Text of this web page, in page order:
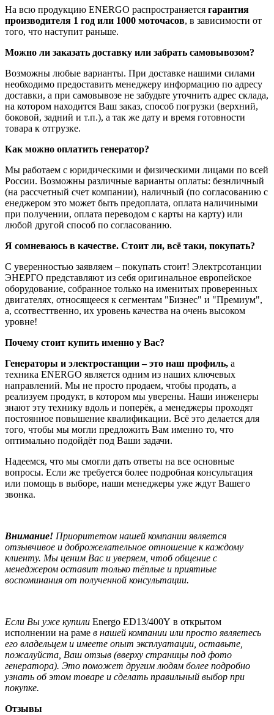
На всю продукцию ENERGO распространяется гарантия
производителя 1 год или 1000 моточасов, в зависимости от
того, что наступит раньше.
Можно ли заказать доставку или забрать самовывозом?
Возможны любые варианты. При доставке нашими силами
необходимо предоставить менеджеру информацию по адресу
доставки, а при самовывозе не забудьте уточнить адрес склада,
на котором находится Ваш заказ, способ погрузки (верхний,
боковой, задний и т.п.), а так же дату и время готовности
товара к отгрузке.
Как можно оплатить генератор?
Мы работаем с юридическими и физическими лицами по всей
России. Возможны различные варианты оплаты: безнличный
(на рассчетный счет компании), наличный (по согласованию с
енеджером это может быть предоплата, оплата наличиными
при получении, оплата переводом с карты на карту) или
любой другой способ по согласованию.
Я сомневаюсь в качестве. Стоит ли, всё таки, покупать?
С уверенностью заявляем – покупать стоит! Электрсотанции
ЭНЕРГО представляют из себя оригинальное европейское
оборудование, собранное только на именитых проверенных
двигателях, относящееся к сегментам "Бизнес" и "Премиум",
а, ссотвесттвенно, их уровень качества на очень высоком
уровне!
Почему стоит купить именно у Вас?
Генераторы и электростанции – это наш профиль, а
техника ENERGO является одним из наших ключевых
направлений. Мы не просто продаем, чтобы продать, а
реализуем продукт, в котором мы уверены. Наши инженеры
знают эту технику вдоль и поперёк, а менеджеры проходят
постоянное повышение квалификации. Всё это делается для
того, чтобы мы могли предложить Вам именно то, что
оптимально подойдёт под Ваши задачи.
Надеемся, что мы смогли дать ответы на все основные
вопросы. Если же требуется более подробная консультация
или помощь в выборе, наши менеджеры уже ждут Вашего
звонка.
Внимание! Приоритетом нашей компании является
отзывчивое и доброжелательное отношение к каждому
клиенту. Мы ценим Вас и уверяем, чтоб общение с
менеджером оставит только тёплые и приятные
воспоминания от полученной консультации.
Если Вы уже купили Energo ED13/400Y в открытом
исполнении на раме в нашей компании или просто являетесь
его владельцем и имеете опыт эксплуатации, оставьте,
пожалуйста, Ваш отзыв (вверху страницы под фото
генератора). Это поможет другим людям более подробно
узнать об этом товаре и сделать правильный выбор при
покупке.
Отзывы